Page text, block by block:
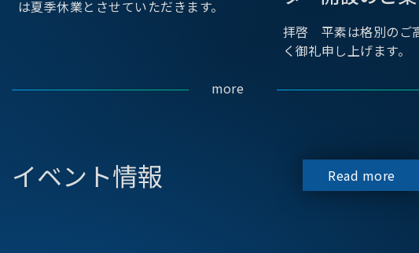
は夏季休業とさせていただきます。
more
拝啓 平素は格別のご
く御礼申し上げます。
イベント情報 Read more